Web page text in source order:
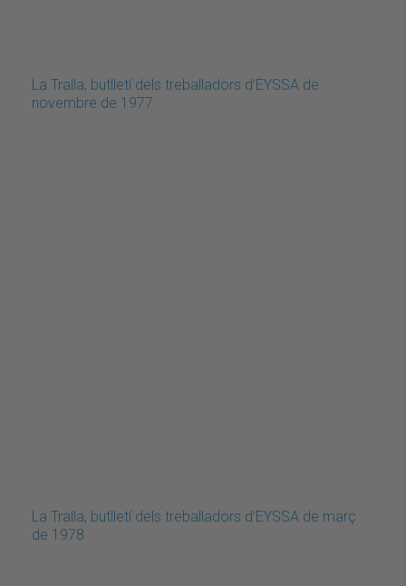
La Tralla, butlletí dels treballadors d’EYSSA de
novembre de 1977
La Tralla, butlletí dels treballadors d’EYSSA de març
de 1978